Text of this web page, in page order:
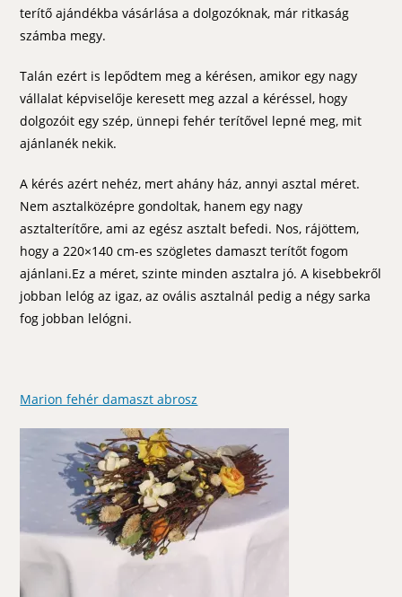
terítő ajándékba vásárlása a dolgozóknak, már ritkaság
számba megy.
Talán ezért is lepődtem meg a kérésen, amikor egy nagy
vállalat képviselője keresett meg azzal a kéréssel, hogy
dolgozóit egy szép, ünnepi fehér terítővel lepné meg, mit
ajánlanék nekik.
A kérés azért nehéz, mert ahány ház, annyi asztal méret.
Nem asztalközépre gondoltak, hanem egy nagy
asztalterítőre, ami az egész asztalt befedi. Nos, rájöttem,
hogy a 220×140 cm-es szögletes damaszt terítőt fogom
ajánlani.Ez a méret, szinte minden asztalra jó. A kisebbekről
jobban lelóg az igaz, az ovális asztalnál pedig a négy sarka
fog jobban lelógni.
Marion fehér damaszt abrosz